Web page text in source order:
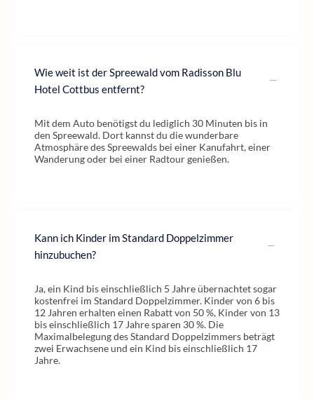
Wie weit ist der Spreewald vom Radisson Blu
Hotel Cottbus entfernt?
Mit dem Auto benötigst du lediglich 30 Minuten bis in
den Spreewald. Dort kannst du die wunderbare
Atmosphäre des Spreewalds bei einer Kanufahrt, einer
Wanderung oder bei einer Radtour genießen.
Kann ich Kinder im Standard Doppelzimmer
hinzubuchen?
Ja, ein Kind bis einschließlich 5 Jahre übernachtet sogar
kostenfrei im Standard Doppelzimmer. Kinder von 6 bis
12 Jahren erhalten einen Rabatt von 50 %, Kinder von 13
bis einschließlich 17 Jahre sparen 30 %. Die
Maximalbelegung des Standard Doppelzimmers beträgt
zwei Erwachsene und ein Kind bis einschließlich 17
Jahre.